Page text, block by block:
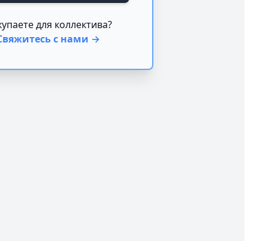
для коллектива?
с нами →